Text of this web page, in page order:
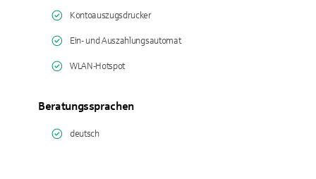
Kontoauszugsdrucker
Ein- und Auszahlungsautomat
WLAN-Hotspot
Beratungssprachen
deutsch